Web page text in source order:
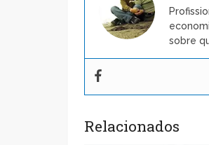
sobre
Relacionados